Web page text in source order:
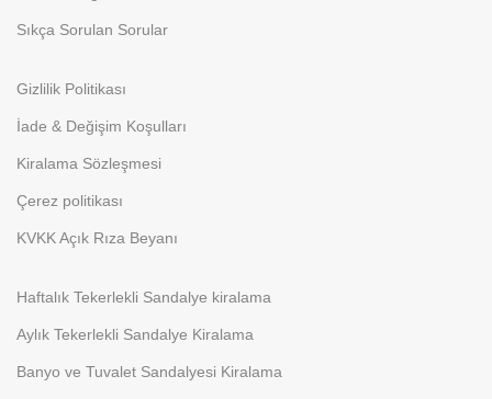
Sıkça Sorulan Sorular
Gizlilik Politikası
İade & Değişim Koşulları
Kiralama Sözleşmesi
Çerez politikası
KVKK Açık Rıza Beyanı
Haftalık Tekerlekli Sandalye kiralama
Aylık Tekerlekli Sandalye Kiralama
Banyo ve Tuvalet Sandalyesi Kiralama